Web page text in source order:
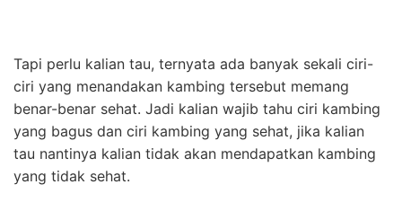
Tapi perlu kalian tau, ternyata ada banyak sekali ciri-
ciri yang menandakan kambing tersebut memang
benar-benar sehat. Jadi kalian wajib tahu ciri kambing
yang bagus dan ciri kambing yang sehat, jika kalian
tau nantinya kalian tidak akan mendapatkan kambing
yang tidak sehat.